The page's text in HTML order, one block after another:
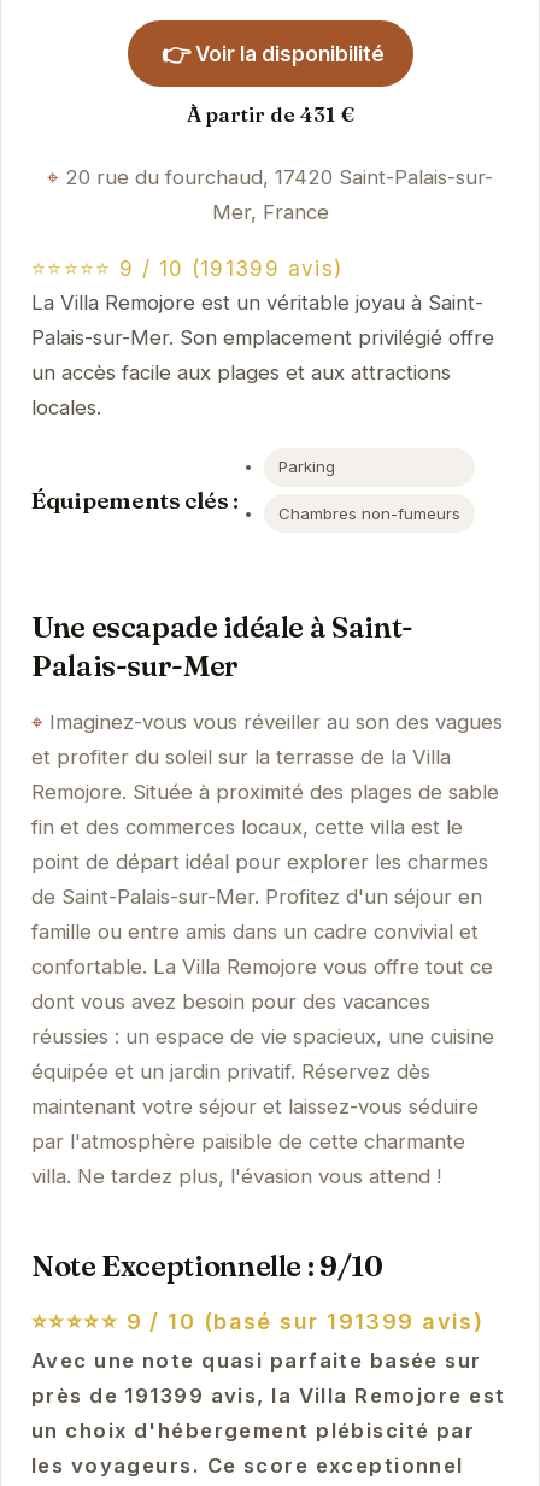
👉 Voir la disponibilité
À partir de 431 €
20 rue du fourchaud, 17420 Saint-Palais-sur-
Mer, France
⭐⭐⭐⭐⭐ 9 / 10 (191399 avis)
La Villa Remojore est un véritable joyau à Saint-
Palais-sur-Mer. Son emplacement privilégié offre
un accès facile aux plages et aux attractions
locales.
Équipements clés :
Parking
Chambres non-fumeurs
Une escapade idéale à Saint-
Palais-sur-Mer
Imaginez-vous vous réveiller au son des vagues
et profiter du soleil sur la terrasse de la Villa
Remojore. Située à proximité des plages de sable
fin et des commerces locaux, cette villa est le
point de départ idéal pour explorer les charmes
de Saint-Palais-sur-Mer. Profitez d'un séjour en
famille ou entre amis dans un cadre convivial et
confortable. La Villa Remojore vous offre tout ce
dont vous avez besoin pour des vacances
réussies : un espace de vie spacieux, une cuisine
équipée et un jardin privatif. Réservez dès
maintenant votre séjour et laissez-vous séduire
par l'atmosphère paisible de cette charmante
villa. Ne tardez plus, l'évasion vous attend !
Note Exceptionnelle : 9/10
⭐⭐⭐⭐⭐ 9 / 10 (basé sur 191399 avis)
Avec une note quasi parfaite basée sur
près de 191399 avis, la Villa Remojore est
un choix d'hébergement plébiscité par
les voyageurs. Ce score exceptionnel